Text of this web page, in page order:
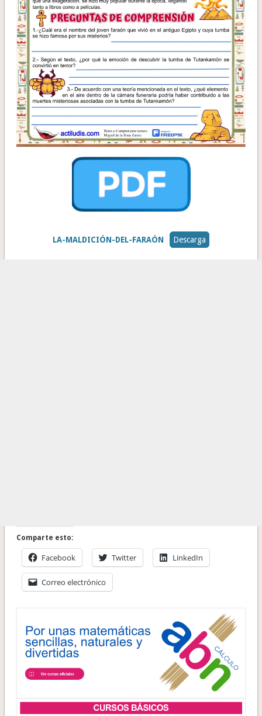
LA-MALDICIÓN-DEL-FARAÓN Descarga
Comparte esto:
Facebook Twitter LinkedIn
Correo electrónico